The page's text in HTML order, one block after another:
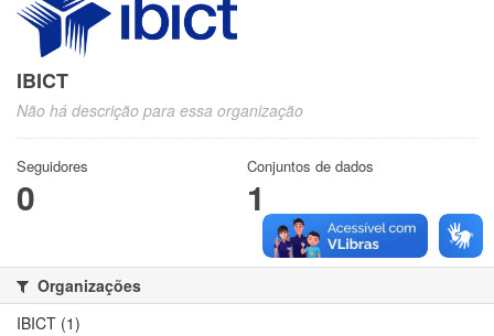
IBICT
Não há descrição para essa organização
Seguidores
0
Conjuntos de dados
1
Organizações
IBICT (1)